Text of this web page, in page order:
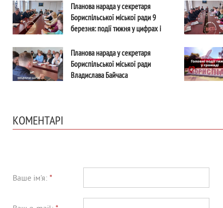
Планова нарада у секретаря
Бориспільської міської ради 9
березня: події тижня у цифрах і
Планова нарада у секретаря
Бориспільської міської ради
Владислава Байчаса
КОМЕНТАРІ
Ваше ім'я: *